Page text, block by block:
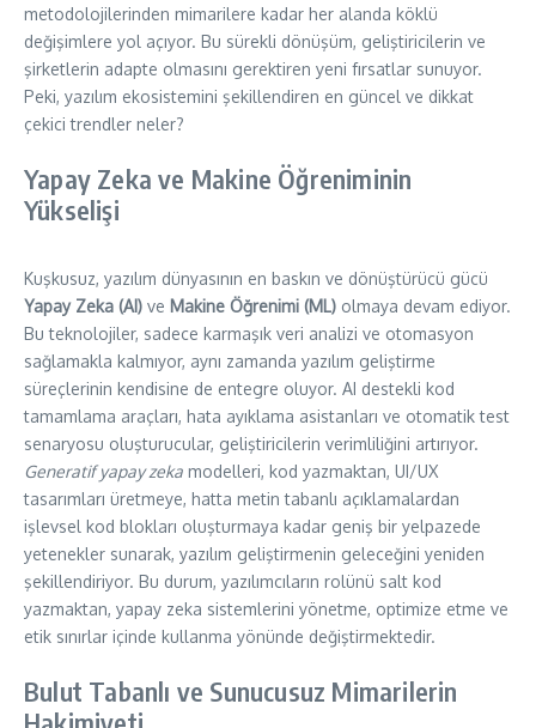
metodolojilerinden mimarilere kadar her alanda köklü
değişimlere yol açıyor. Bu sürekli dönüşüm, geliştiricilerin ve
şirketlerin adapte olmasını gerektiren yeni fırsatlar sunuyor.
Peki, yazılım ekosistemini şekillendiren en güncel ve dikkat
çekici trendler neler?
Yapay Zeka ve Makine Öğreniminin
Yükselişi
Kuşkusuz, yazılım dünyasının en baskın ve dönüştürücü gücü
Yapay Zeka (AI) ve Makine Öğrenimi (ML) olmaya devam ediyor.
Bu teknolojiler, sadece karmaşık veri analizi ve otomasyon
sağlamakla kalmıyor, aynı zamanda yazılım geliştirme
süreçlerinin kendisine de entegre oluyor. AI destekli kod
tamamlama araçları, hata ayıklama asistanları ve otomatik test
senaryosu oluşturucular, geliştiricilerin verimliliğini artırıyor.
Generatif yapay zeka modelleri, kod yazmaktan, UI/UX
tasarımları üretmeye, hatta metin tabanlı açıklamalardan
işlevsel kod blokları oluşturmaya kadar geniş bir yelpazede
yetenekler sunarak, yazılım geliştirmenin geleceğini yeniden
şekillendiriyor. Bu durum, yazılımcıların rolünü salt kod
yazmaktan, yapay zeka sistemlerini yönetme, optimize etme ve
etik sınırlar içinde kullanma yönünde değiştirmektedir.
Bulut Tabanlı ve Sunucusuz Mimarilerin